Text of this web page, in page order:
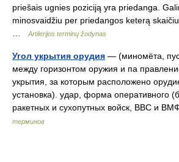
priešais ugnies poziciją yra priedanga.
minosvaidžiu per priedangos keterą
Artilerijos terminų žodynas
Угол укрытия орудия — (миномёта,
между горизонтом оружия и па
укрытия, за которым расположено
установка). удар, форма оперативного
ракетных и сухопутных войск, ВВС и
терминов